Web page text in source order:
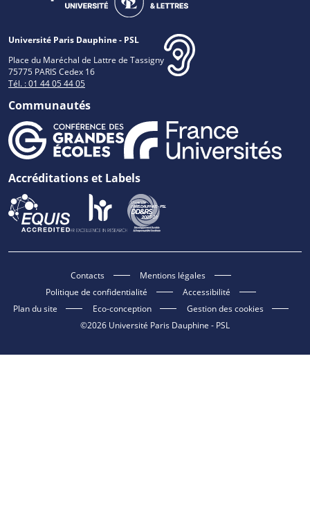
Université Paris Dauphine - PSL
Place du Maréchal de Lattre de Tassigny
75775 PARIS Cedex 16
Tél. : 01 44 05 44 05
Communautés
Accréditations et Labels
Contacts
Mentions légales
Politique de confidentialité
Accessibilité
Plan du site
Eco-conception
Gestion des cookies
©2026 Université Paris Dauphine - PSL